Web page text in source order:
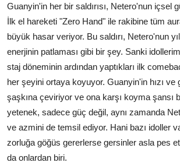
Guanyin'in her bir saldırısı, Netero'nun içsel
İlk el hareketi "Zero Hand" ile rakibine tüm
büyük hasar veriyor. Bu saldırı, Netero'nun
enerjinin patlaması gibi bir şey. Sanki
staj döneminin ardından yaptıkları ilk
her şeyini ortaya koyuyor. Guanyin'in hızı ve
şaşkına çeviriyor ve ona karşı koyma şansı
yetenek, sadece güç değil, aynı zamanda
ve azmini de temsil ediyor. Hani bazı idoller
zorluğa göğüs gererlerse gersinler asla pes
da onlardan biri.